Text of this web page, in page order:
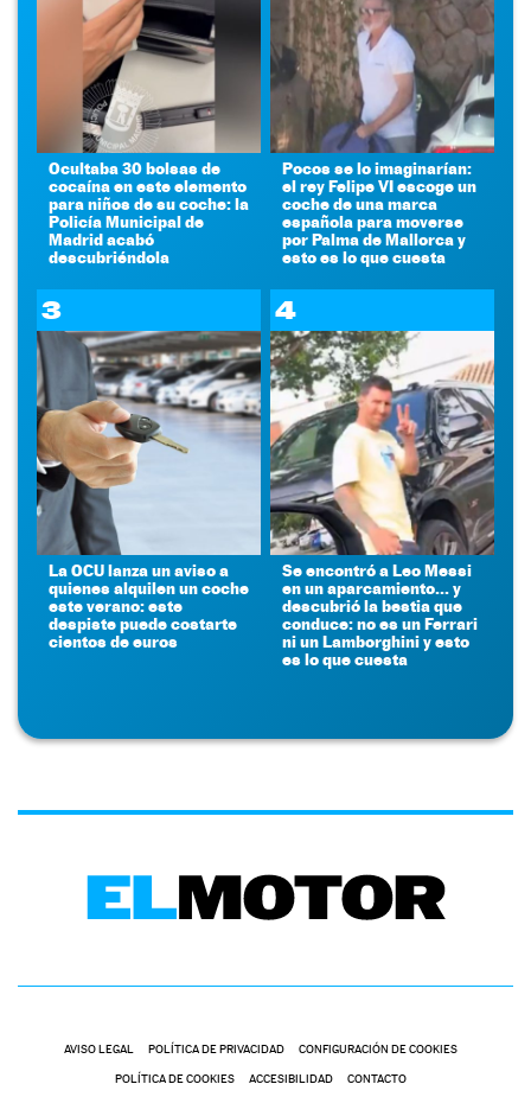
Ocultaba 30 bolsas de
cocaína en este elemento
para niños de su coche: la
Policía Municipal de
Madrid acabó
descubriéndola
Pocos se lo imaginarían:
el rey Felipe VI escoge un
coche de una marca
española para moverse
por Palma de Mallorca y
esto es lo que cuesta
3
La OCU lanza un aviso a
quienes alquilen un coche
este verano: este
despiste puede costarte
cientos de euros
4
Se encontró a Leo Messi
en un aparcamiento... y
descubrió la bestia que
conduce: no es un Ferrari
ni un Lamborghini y esto
es lo que cuesta
AVISO LEGAL POLÍTICA DE PRIVACIDAD CONFIGURACIÓN DE COOKIES
POLÍTICA DE COOKIES ACCESIBILIDAD CONTACTO